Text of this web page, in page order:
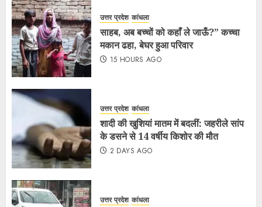
उत्तर प्रदेश कांधला
साहब, अब बच्चों को कहाँ ले जाऊँ?” कच्चा
मकान ढहा, बेघर हुआ परिवार
15 HOURS AGO
उत्तर प्रदेश कांधला
शादी की खुशियां मातम में बदलीं: जहरीले सांप
के डसने से 14 वर्षीय किशोर की मौत
2 DAYS AGO
उत्तर प्रदेश कांधला